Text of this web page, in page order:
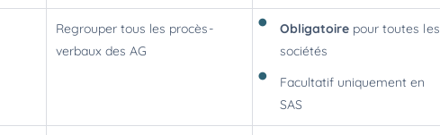
Regrouper tous les procès-
verbaux des AG
Obligatoire pour toutes les
sociétés
Facultatif uniquement en
SAS